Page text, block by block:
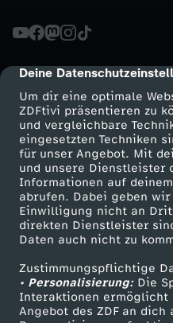
cmp-dialog-
Deine
Um dir eine optimale
ZDFtivi präsentieren zu
und vergleichbare
eingesetzten Techniken
für unser Angebot. Mit
und unsere Dienstleister
Informationen auf
abrufen. Dabei geben
Einwilligung nicht an
direkten Dienstleister
Daten auch nicht zu
Zustimmungspflichtige
• Personalisierung:Die
Interaktionen ermöglicht
Angebot des ZDF an dich
e
M
a
r
t
i
n
S
Mehr ZDF
ZDF-Apps
Smart TV
ZDFtext
Livestreams
Sendungen A-Z
TV-Programm